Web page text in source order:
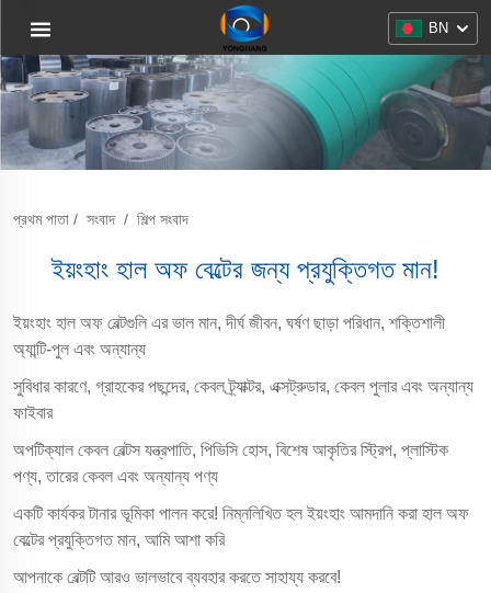
BN
প্রথম পাতা / সংবাদ / শিল্প সংবাদ
ইয়ংহাং হাল অফ বেল্টের জন্য প্রযুক্তিগত মান!
ইয়ংহাং হাল অফ বেল্টগুলি এর ভাল মান, দীর্ঘ জীবন, ঘর্ষণ ছাড়া পরিধান, শক্তিশালী
অ্যান্টি-পুল এবং অন্যান্য
সুবিধার কারণে, গ্রাহকের পছন্দের, কেবল ট্র্যাক্টর, এক্সট্রুডার, কেবল পুলার এবং অন্যান্য
ফাইবার
অপটিক্যাল কেবল বেল্টস যন্ত্রপাতি, পিভিসি হোস, বিশেষ আকৃতির স্ট্রিপ, প্লাস্টিক
পণ্য, তারের কেবল এবং অন্যান্য পণ্য
একটি কার্যকর টানার ভূমিকা পালন করে! নিম্নলিখিত হল ইয়ংহাং আমদানি করা হাল অফ
বেল্টের প্রযুক্তিগত মান, আমি আশা করি
আপনাকে বেল্টটি আরও ভালভাবে ব্যবহার করতে সাহায্য করবে!